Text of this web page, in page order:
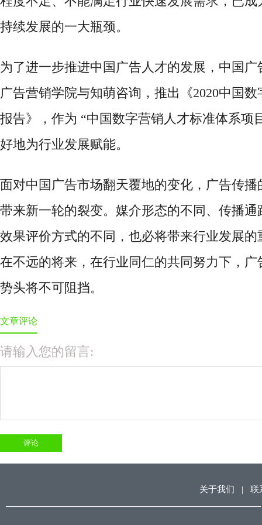
持续发展的一大瓶颈。
为了进一步推进中国广告人才的发展，中国
广告营销学院与知萌咨询，推出《2020中国
报告》，作为 “中国数字营销人才标准体系项
好地为行业发展赋能。
面对中国广告市场翻天覆地的变化，广告传播
带来新一轮的裂变。媒介形态的不同、传播通
效果评价方式的不同，也必将带来行业发展的
在不远的将来，在行业同仁的共同努力下，广
势头将不可阻挡。
文章评论
请输入您的留言:
关于我们 | 联